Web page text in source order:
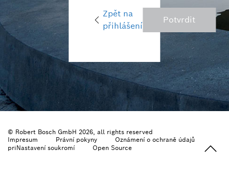
Zpět na
přihlášení
Potvrdit
© Robert Bosch GmbH 2026, all rights reserved
Impresum
Právní pokyny
Oznámení o ochraně údajů
priNastavení soukromí
Open Source